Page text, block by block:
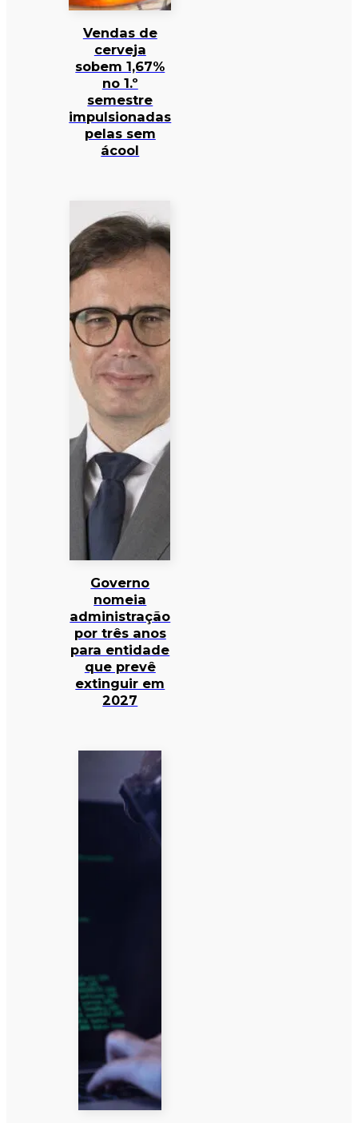
Vendas de
cerveja
sobem 1,67%
no 1.º
semestre
impulsionadas
pelas sem
ácool
Governo
nomeia
administração
por três anos
para entidade
que prevê
extinguir em
2027